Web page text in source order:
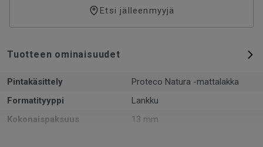
Etsi jälleenmyyjä
Tuotteen ominaisuudet
Pintakäsittely
Proteco Natura -mattalakka
Formatityyppi
Lankku
Kokonaispaksuus
13 mm